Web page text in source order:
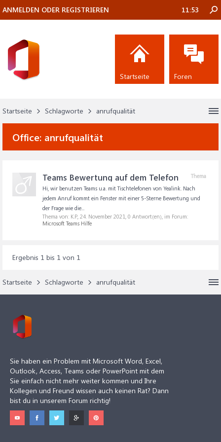
Startseite Schlagworte anrufqualität
Office: anrufqualität
Thema
Teams Bewertung auf dem Telefon
Hi, wir benutzen Teams u.a. mit Tischtelefonen von Yealink. Nach
jedem Anruf kommt ein Fenster mit einer 5-Sterne Bewertung und
der Frage wie die...
Thema von: K.P., 24. November 2021, 0 Antwort(en), im Forum:
Microsoft Teams Hilfe
Ergebnis 1 bis 1 von 1
Startseite Schlagworte anrufqualität
ANMELDEN ODER REGISTRIEREN 11:53
Startseite Foren
Sie haben ein Problem mit Microsoft Word, Excel,
Outlook, Access, Teams oder PowerPoint mit dem
Sie einfach nicht mehr weiter kommen und Ihre
Kollegen und Freund wissen auch keinen Rat? Dann
bist du in unserem Forum richtig!